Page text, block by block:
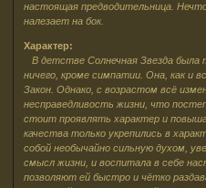
настоящая предводительница.
налезает на бок.
Характер:
В детстве Солнечная Звезда была
ничего, кроме симпатии. Она, как и
Закон. Однако, с возрастом всё
несправедливость жизни, что
стоит проявлять характер и
качества только укрепились в
собой необычайно сильную духом,
смысл жизни, и воспитала в себе
позволяют ей быстро и чётко